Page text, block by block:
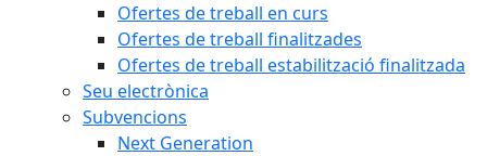
Ofertes de treball en curs
Ofertes de treball finalitzades
Ofertes de treball estabilització finalitzada
Seu electrònica
Subvencions
Next Generation